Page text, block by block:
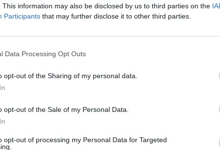
This information may also be disclosed by us to third parties on the
Participants that may further disclose it to other third parties.
Data Processing Opt Outs
opt-out of the Sharing of my personal data.
opt-out of the Sale of my Personal Data.
opt-out of processing my Personal Data for Targeted
Visi įrašai
Ukrainai „Patriot“ D. Trumpas skirti nenori:
Žinios Pasaulis
00:00:29
Tailandą sukrėtė protu nesuvokiamas